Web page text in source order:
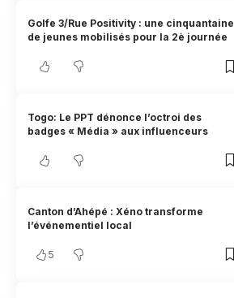
Golfe 3/Rue Positivity : une cinquantaine
de jeunes mobilisés pour la 2è journée
Togo: Le PPT dénonce l’octroi des
badges « Média » aux influenceurs
Canton d’Ahépé : Xéno transforme
l’événementiel local
5